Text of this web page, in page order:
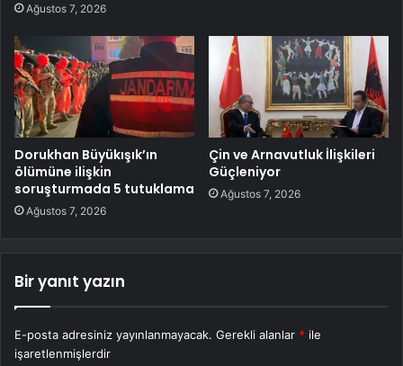
Ağustos 7, 2026
Dorukhan Büyükışık’ın
ölümüne ilişkin
soruşturmada 5 tutuklama
Ağustos 7, 2026
Çin ve Arnavutluk İlişkileri
Güçleniyor
Ağustos 7, 2026
Bir yanıt yazın
E-posta adresiniz yayınlanmayacak. Gerekli alanlar * ile
işaretlenmişlerdir